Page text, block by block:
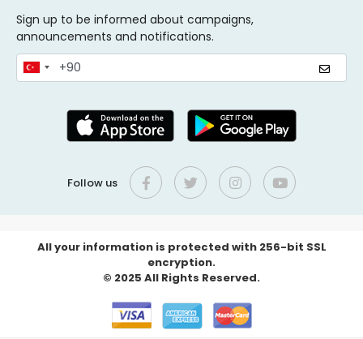
Sign up to be informed about campaigns,
announcements and notifications.
Follow us
All your information is protected with 256-bit SSL
encryption.
© 2025 All Rights Reserved.